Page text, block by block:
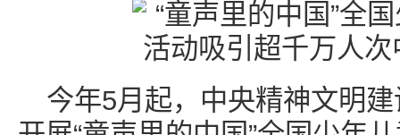
今年5月起，中央精神文明